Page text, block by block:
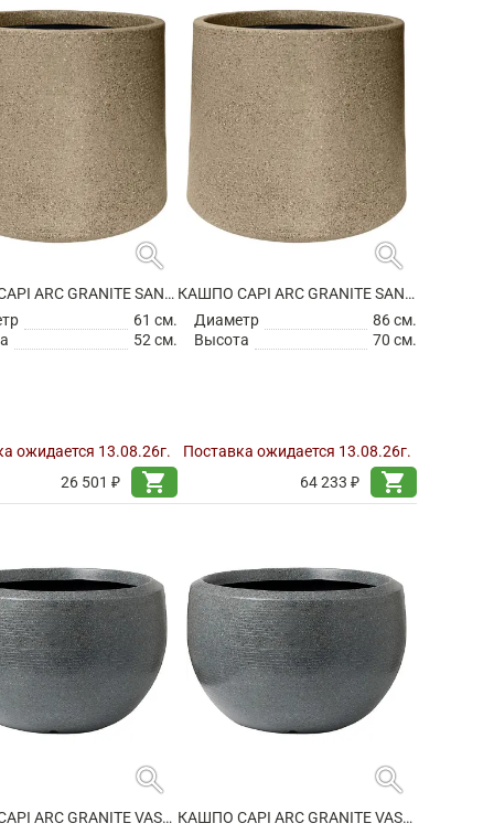
search
КАШПО CAPI ARC GRANITE SANDBAG MEDIUM WARM TAUPE
61 см.
52 см.
ожидается 13.08.26г.
26 501 ₽
shopping_cart
search
КАШПО CAPI ARC GRANITE SANDBAG MEDIUM WARM TAUPE
Диаметр
86 см.
Высота
70 см.
Поставка ожидается 13.08.26г.
64 233 ₽
shopping_cart
search
КАШПО CAPI ARC GRANITE VASE BALL ANTHRACITE
search
КАШПО CAPI ARC GRANITE VASE BALL ANTHRACITE